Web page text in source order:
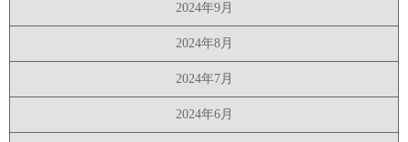
2024年9月
2024年8月
2024年7月
2024年6月